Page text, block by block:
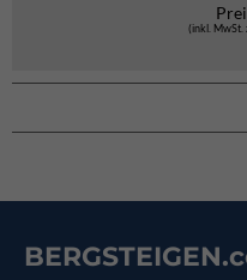
(inkl. MwSt.